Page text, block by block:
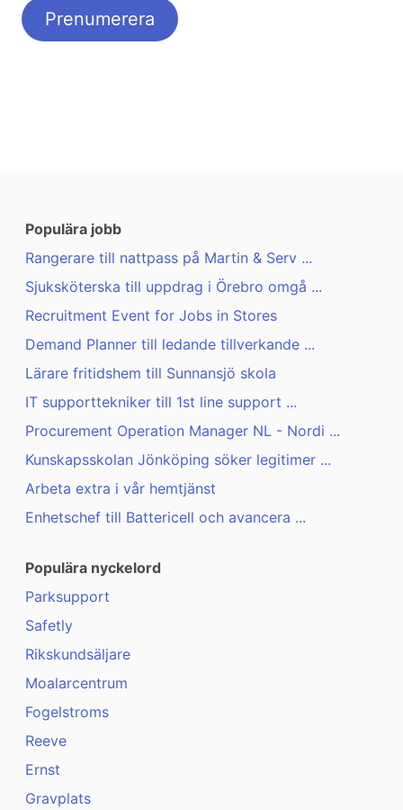
Populära jobb
Rangerare till nattpass på Martin & Serv ...
Sjuksköterska till uppdrag i Örebro omgå ...
Recruitment Event for Jobs in Stores
Demand Planner till ledande tillverkande ...
Lärare fritidshem till Sunnansjö skola
IT supporttekniker till 1st line support ...
Procurement Operation Manager NL - Nordi ...
Kunskapsskolan Jönköping söker legitimer ...
Arbeta extra i vår hemtjänst
Enhetschef till Battericell och avancera ...
Populära nyckelord
Parksupport
Safetly
Rikskundsäljare
Moalarcentrum
Fogelstroms
Reeve
Ernst
Gravplats